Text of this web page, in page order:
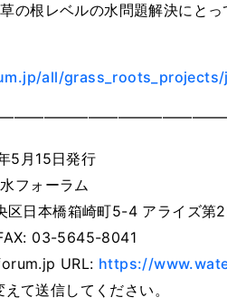
の根レベルの水問題解決にと
all/
5月15日発行
フォーラム
日本橋箱崎町5-4 アライズ第
03-5645-8041
URL: https://
て送信してください。